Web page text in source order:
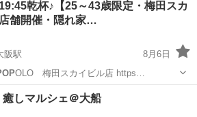
乾杯♪【25～43歳限定・梅田スカ
舗開催・隠れ家…
阪駅
8月6日
OLO 梅田スカイビル店 https…
梅田スカイビル
癒しマルシェ＠大船